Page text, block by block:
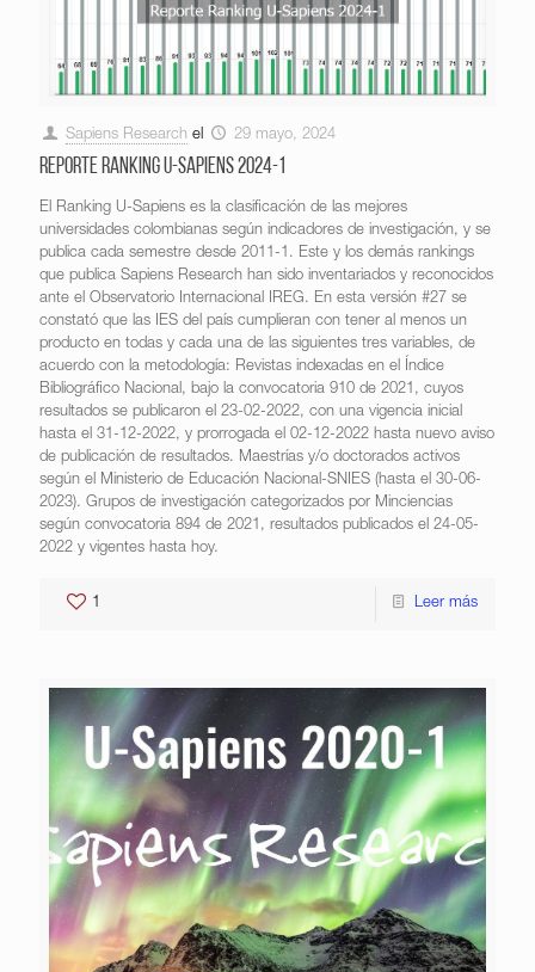
Sapiens Research el 29 mayo, 2024
Reporte Ranking U-Sapiens 2024-1
El Ranking U-Sapiens es la clasificación de las mejores
universidades colombianas según indicadores de investigación, y se
publica cada semestre desde 2011-1. Este y los demás rankings
que publica Sapiens Research han sido inventariados y reconocidos
ante el Observatorio Internacional IREG. En esta versión #27 se
constató que las IES del país cumplieran con tener al menos un
producto en todas y cada una de las siguientes tres variables, de
acuerdo con la metodología: Revistas indexadas en el Índice
Bibliográfico Nacional, bajo la convocatoria 910 de 2021, cuyos
resultados se publicaron el 23-02-2022, con una vigencia inicial
hasta el 31-12-2022, y prorrogada el 02-12-2022 hasta nuevo aviso
de publicación de resultados. Maestrías y/o doctorados activos
según el Ministerio de Educación Nacional-SNIES (hasta el 30-06-
2023). Grupos de investigación categorizados por Minciencias
según convocatoria 894 de 2021, resultados publicados el 24-05-
2022 y vigentes hasta hoy.
1 Leer más